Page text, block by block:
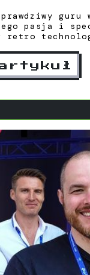
guru
Jego pasja i
retro
które